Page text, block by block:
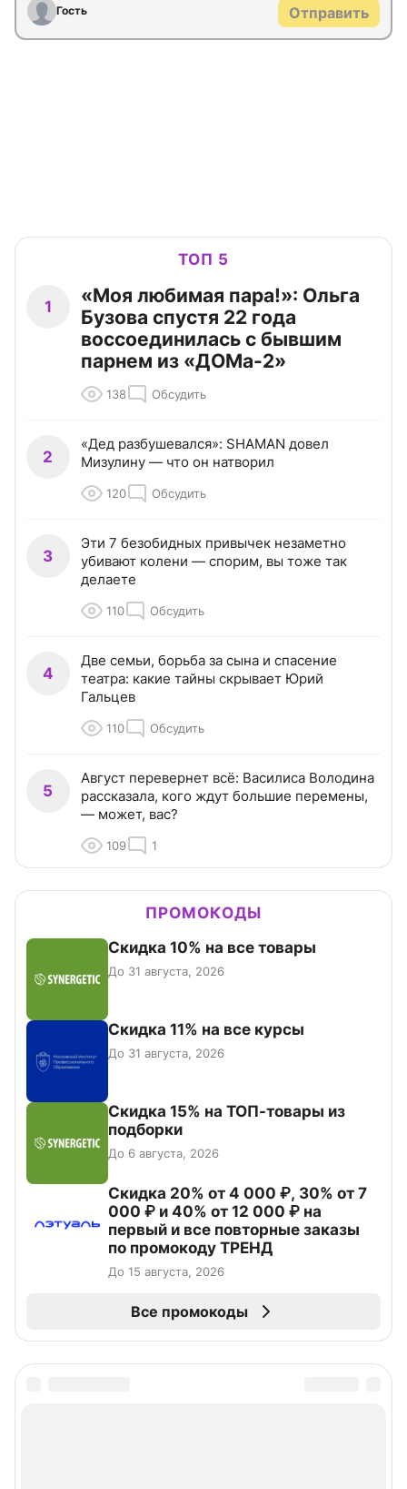
Гость Отправить
ТОП 5
1
«Моя любимая пара!»: Ольга
Бузова спустя 22 года
воссоединилась с бывшим
парнем из «ДОМа-2»
138 Обсудить
2
«Дед разбушевался»: SHAMAN довел
Мизулину — что он натворил
120 Обсудить
3
Эти 7 безобидных привычек незаметно
убивают колени — спорим, вы тоже так
делаете
110 Обсудить
4
Две семьи, борьба за сына и спасение
театра: какие тайны скрывает Юрий
Гальцев
110 Обсудить
5
Август перевернет всё: Василиса Володина
рассказала, кого ждут большие перемены,
— может, вас?
109 1
ПРОМОКОДЫ
Скидка 10% на все товары
До 31 августа, 2026
Скидка 11% на все курсы
До 31 августа, 2026
Скидка 15% на ТОП-товары из
подборки
До 6 августа, 2026
Скидка 20% от 4 000 ₽, 30% от 7
000 ₽ и 40% от 12 000 ₽ на
первый и все повторные заказы
по промокоду ТРЕНД
До 15 августа, 2026
Все промокоды